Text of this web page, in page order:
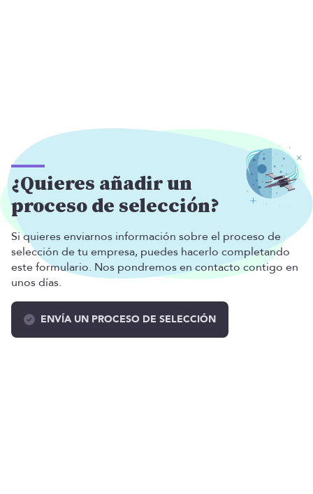
¿Quieres añadir un
proceso de selección?
Si quieres enviarnos información sobre el proceso de
selección de tu empresa, puedes hacerlo completando
este formulario. Nos pondremos en contacto contigo en
unos días.
ENVÍA UN PROCESO DE SELECCIÓN